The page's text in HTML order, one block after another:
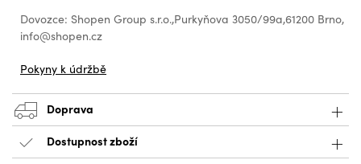
Dovozce: Shopen Group s.r.o.,Purkyňova 3050/99a,61200 Brno,
info@shopen.cz
Pokyny k údržbě
Doprava
Dostupnost zboží